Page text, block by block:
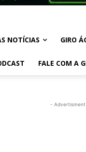
NOTÍCIAS GIRO
FALE COM A
-